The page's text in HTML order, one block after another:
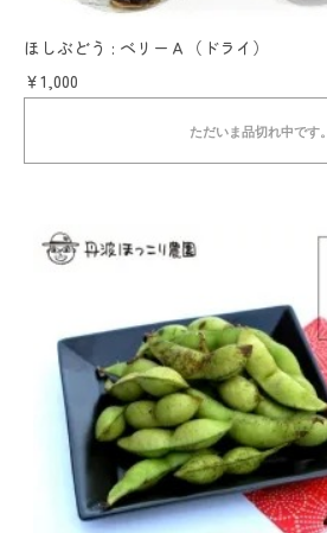
ほしぶどう : ベリーＡ（ドライ）
￥1,000
ただいま品切れ中です。